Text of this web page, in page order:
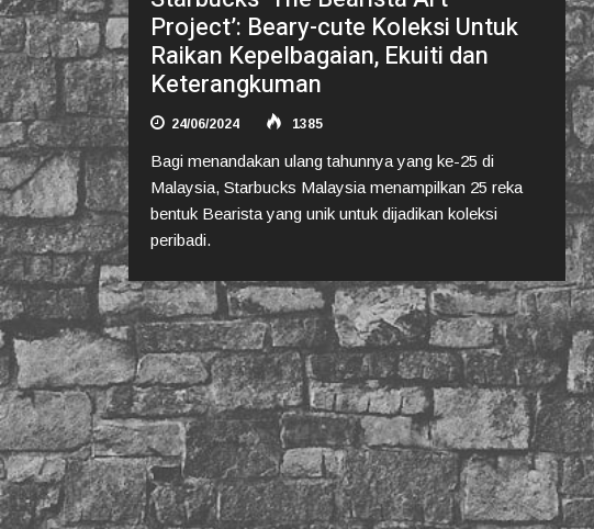
Project’: Beary-cute Koleksi Untuk
Raikan Kepelbagaian, Ekuiti dan
Keterangkuman
24/06/2024 1385
Bagi menandakan ulang tahunnya yang ke-25 di
Malaysia, Starbucks Malaysia menampilkan 25 reka
bentuk Bearista yang unik untuk dijadikan koleksi
peribadi.